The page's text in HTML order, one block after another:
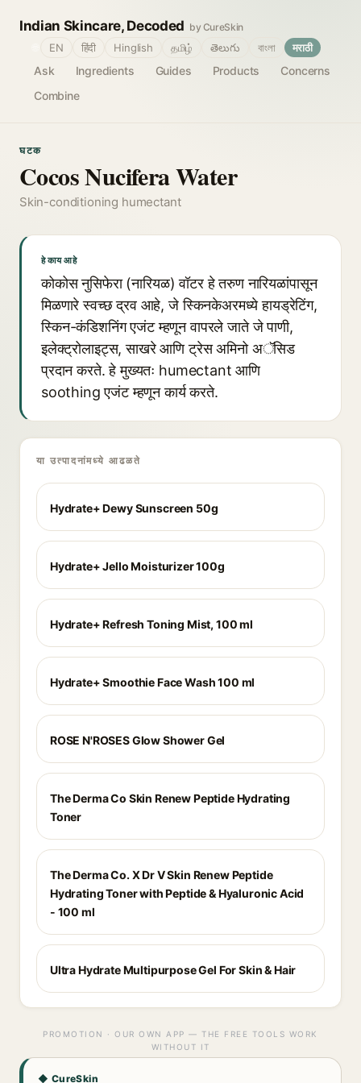
Indian Skincare, Decoded by CureSkin
Ask Ingredients Guides Products
Concerns
Combine
EN हिंदी Hinglish தமிழ் తెలుగు বাংলা मराठी
घटक
Cocos Nucifera Water
Skin-conditioning humectant
हे काय आहे
कोकोस नुसिफेरा (नारियळ) वॉटर हे तरुण नारियळांपासून
मिळणारे स्वच्छ द्रव आहे, जे स्किनकेअरमध्ये हायड्रेटिंग,
स्किन-कंडिशनिंग एजंट म्हणून वापरले जाते जे पाणी,
इलेक्ट्रोलाइट्स, साखरे आणि ट्रेस अमिनो अॅसिड
प्रदान करते. हे मुख्यतः humectant आणि
soothing एजंट म्हणून कार्य करते.
या उत्पादनांमध्ये आढळते
Hydrate+ Dewy Sunscreen 50g
Hydrate+ Jello Moisturizer 100g
Hydrate+ Refresh Toning Mist, 100 ml
Hydrate+ Smoothie Face Wash 100 ml
ROSE N'ROSES Glow Shower Gel
The Derma Co Skin Renew Peptide Hydrating
Toner
The Derma Co. X Dr V Skin Renew Peptide
Hydrating Toner with Peptide & Hyaluronic Acid
- 100 ml
Ultra Hydrate Multipurpose Gel For Skin & Hair
PROMOTION · OUR OWN APP — THE FREE TOOLS WORK
WITHOUT IT
◆ CureSkin